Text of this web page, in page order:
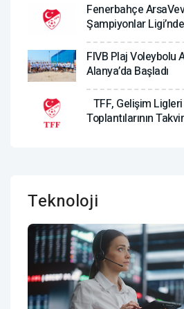
Fenerbahçe
Şampiyonlar
FIVB Plaj Voleybolu
Alanya’da Başladı
TFF, Gelişim Ligleri
Toplantılarının
Teknoloji